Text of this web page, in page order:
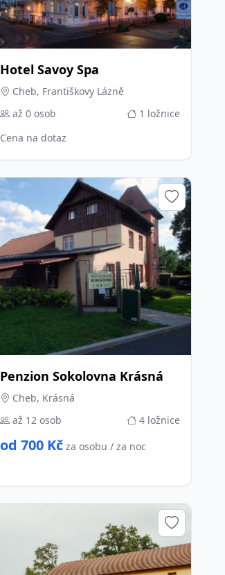
Hotel Savoy Spa
Cheb, Františkovy Lázně
až 0 osob
1 ložnice
Cena na dotaz
Penzion Sokolovna Krásná
Cheb, Krásná
až 12 osob
4 ložnice
od 700 Kč za osobu / za noc